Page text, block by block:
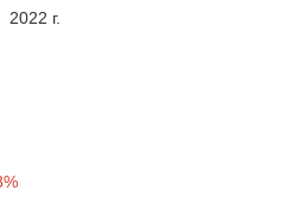
2022 г.